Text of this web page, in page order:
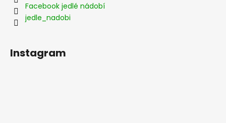
Facebook jedlé nádobí
jedle_nadobi
Instagram